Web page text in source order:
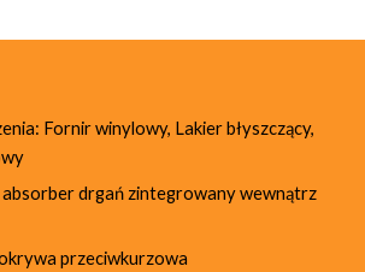
Fornir winylowy, Lakier błyszczący,
drgań zintegrowany wewnątrz
przeciwkurzowa